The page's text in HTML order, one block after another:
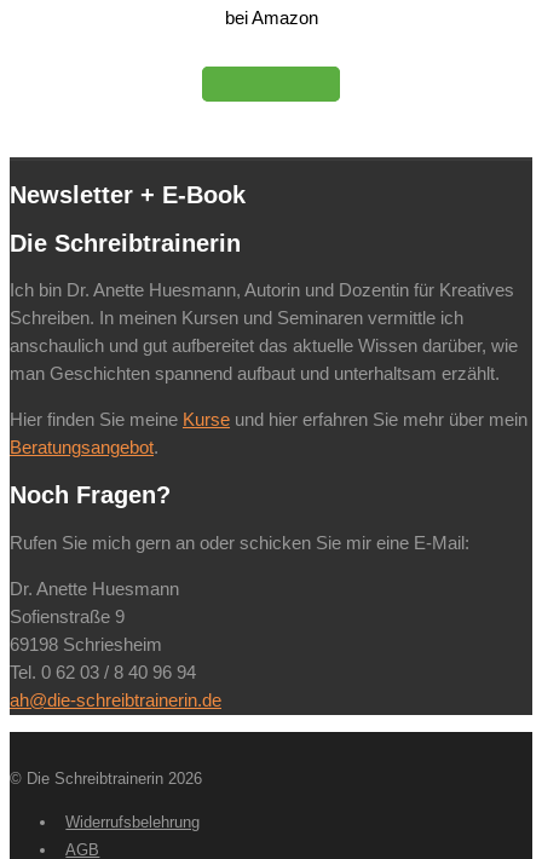
bei Amazon
Newsletter + E-Book
Die Schreibtrainerin
Ich bin Dr. Anette Huesmann, Autorin und Dozentin für Kreatives
Schreiben. In meinen Kursen und Seminaren vermittle ich
anschaulich und gut aufbereitet das aktuelle Wissen darüber, wie
man Geschichten spannend aufbaut und unterhaltsam erzählt.
Hier finden Sie meine Kurse und hier erfahren Sie mehr über mein
Beratungsangebot.
Noch Fragen?
Rufen Sie mich gern an oder schicken Sie mir eine E-Mail:
Dr. Anette Huesmann
Sofienstraße 9
69198 Schriesheim
Tel. 0 62 03 / 8 40 96 94
ah@die-schreibtrainerin.de
© Die Schreibtrainerin 2026
Widerrufsbelehrung
AGB